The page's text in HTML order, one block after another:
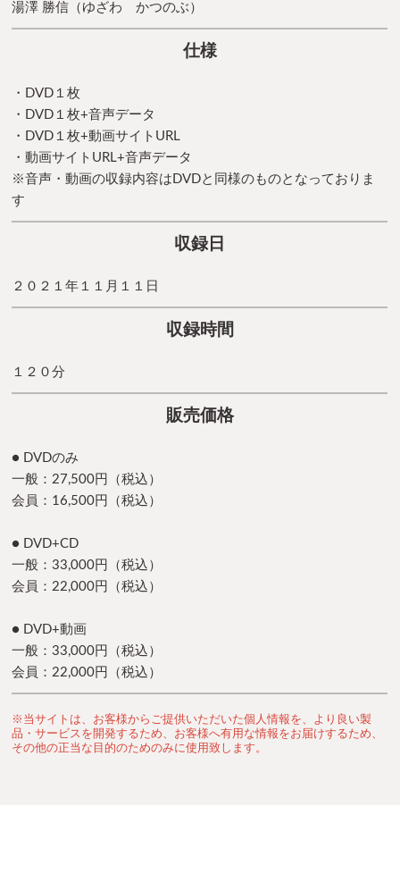
湯澤 勝信（ゆざわ かつのぶ）
仕様
・DVD１枚
・DVD１枚+音声データ
・DVD１枚+動画サイトURL
・動画サイトURL+音声データ
※音声・動画の収録内容はDVDと同様のものとなっておりま
す
収録日
２０２１年１１月１１日
収録時間
１２０分
販売価格
● DVDのみ
一般：27,500円（税込）
会員：16,500円（税込）
● DVD+CD
一般：33,000円（税込）
会員：22,000円（税込）
● DVD+動画
一般：33,000円（税込）
会員：22,000円（税込）
※当サイトは、お客様からご提供いただいた個人情報を、より良い製
品・サービスを開発するため、お客様へ有用な情報をお届けするため、
その他の正当な目的のためのみに使用致します。